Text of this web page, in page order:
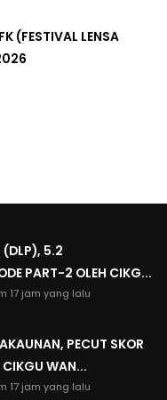
(FESTIVAL LENSA
(DLP), 5.2
PART-2 OLEH CIKG...
17 jam yang lalu
PECUT SKOR
CIKGU WAN...
17 jam yang lalu